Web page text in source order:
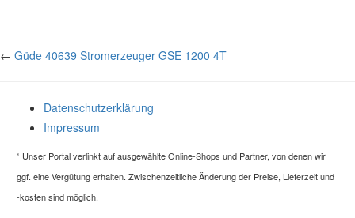
← Güde 40639 Stromerzeuger GSE 1200 4T
Datenschutzerklärung
Impressum
¹ Unser Portal verlinkt auf ausgewählte Online-Shops und Partner, von denen wir
ggf. eine Vergütung erhalten. Zwischenzeitliche Änderung der Preise, Lieferzeit und
-kosten sind möglich.